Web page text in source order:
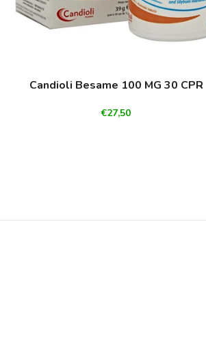
Candioli Besame 100 MG 30 CPR
€27,50